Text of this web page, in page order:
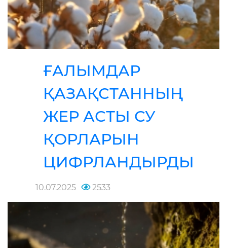
ҒАЛЫМДАР
ҚАЗАҚСТАННЫҢ
ЖЕР АСТЫ СУ
ҚОРЛАРЫН
ЦИФРЛАНДЫРДЫ
10.07.2025 2533